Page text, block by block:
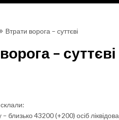
Втрати ворога – суттєві
– суттєві
близько 43200 (+200) осіб